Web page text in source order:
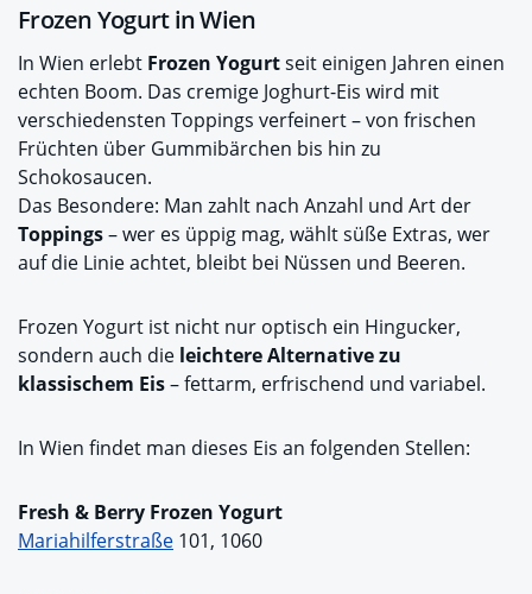
Frozen Yogurt in Wien
In Wien erlebt Frozen Yogurtseit einigen Jahren einen
echten Boom. Das cremige Joghurt-Eis wird mit
verschiedensten Toppings verfeinert – von frischen
Früchten über Gummibärchen bis hin zu
Schokosaucen.
Das Besondere: Man zahlt nach Anzahl und Art der
Toppings– wer es üppig mag, wählt süße Extras, wer
auf die Linie achtet, bleibt bei Nüssen und Beeren.
Frozen Yogurt ist nicht nur optisch ein Hingucker,
sondern auch die leichtere Alternative zu
klassischem Eis– fettarm, erfrischend und variabel.
In Wien findet man dieses Eis an folgenden Stellen:
Fresh & Berry Frozen Yogurt
Mariahilferstraße 101, 1060